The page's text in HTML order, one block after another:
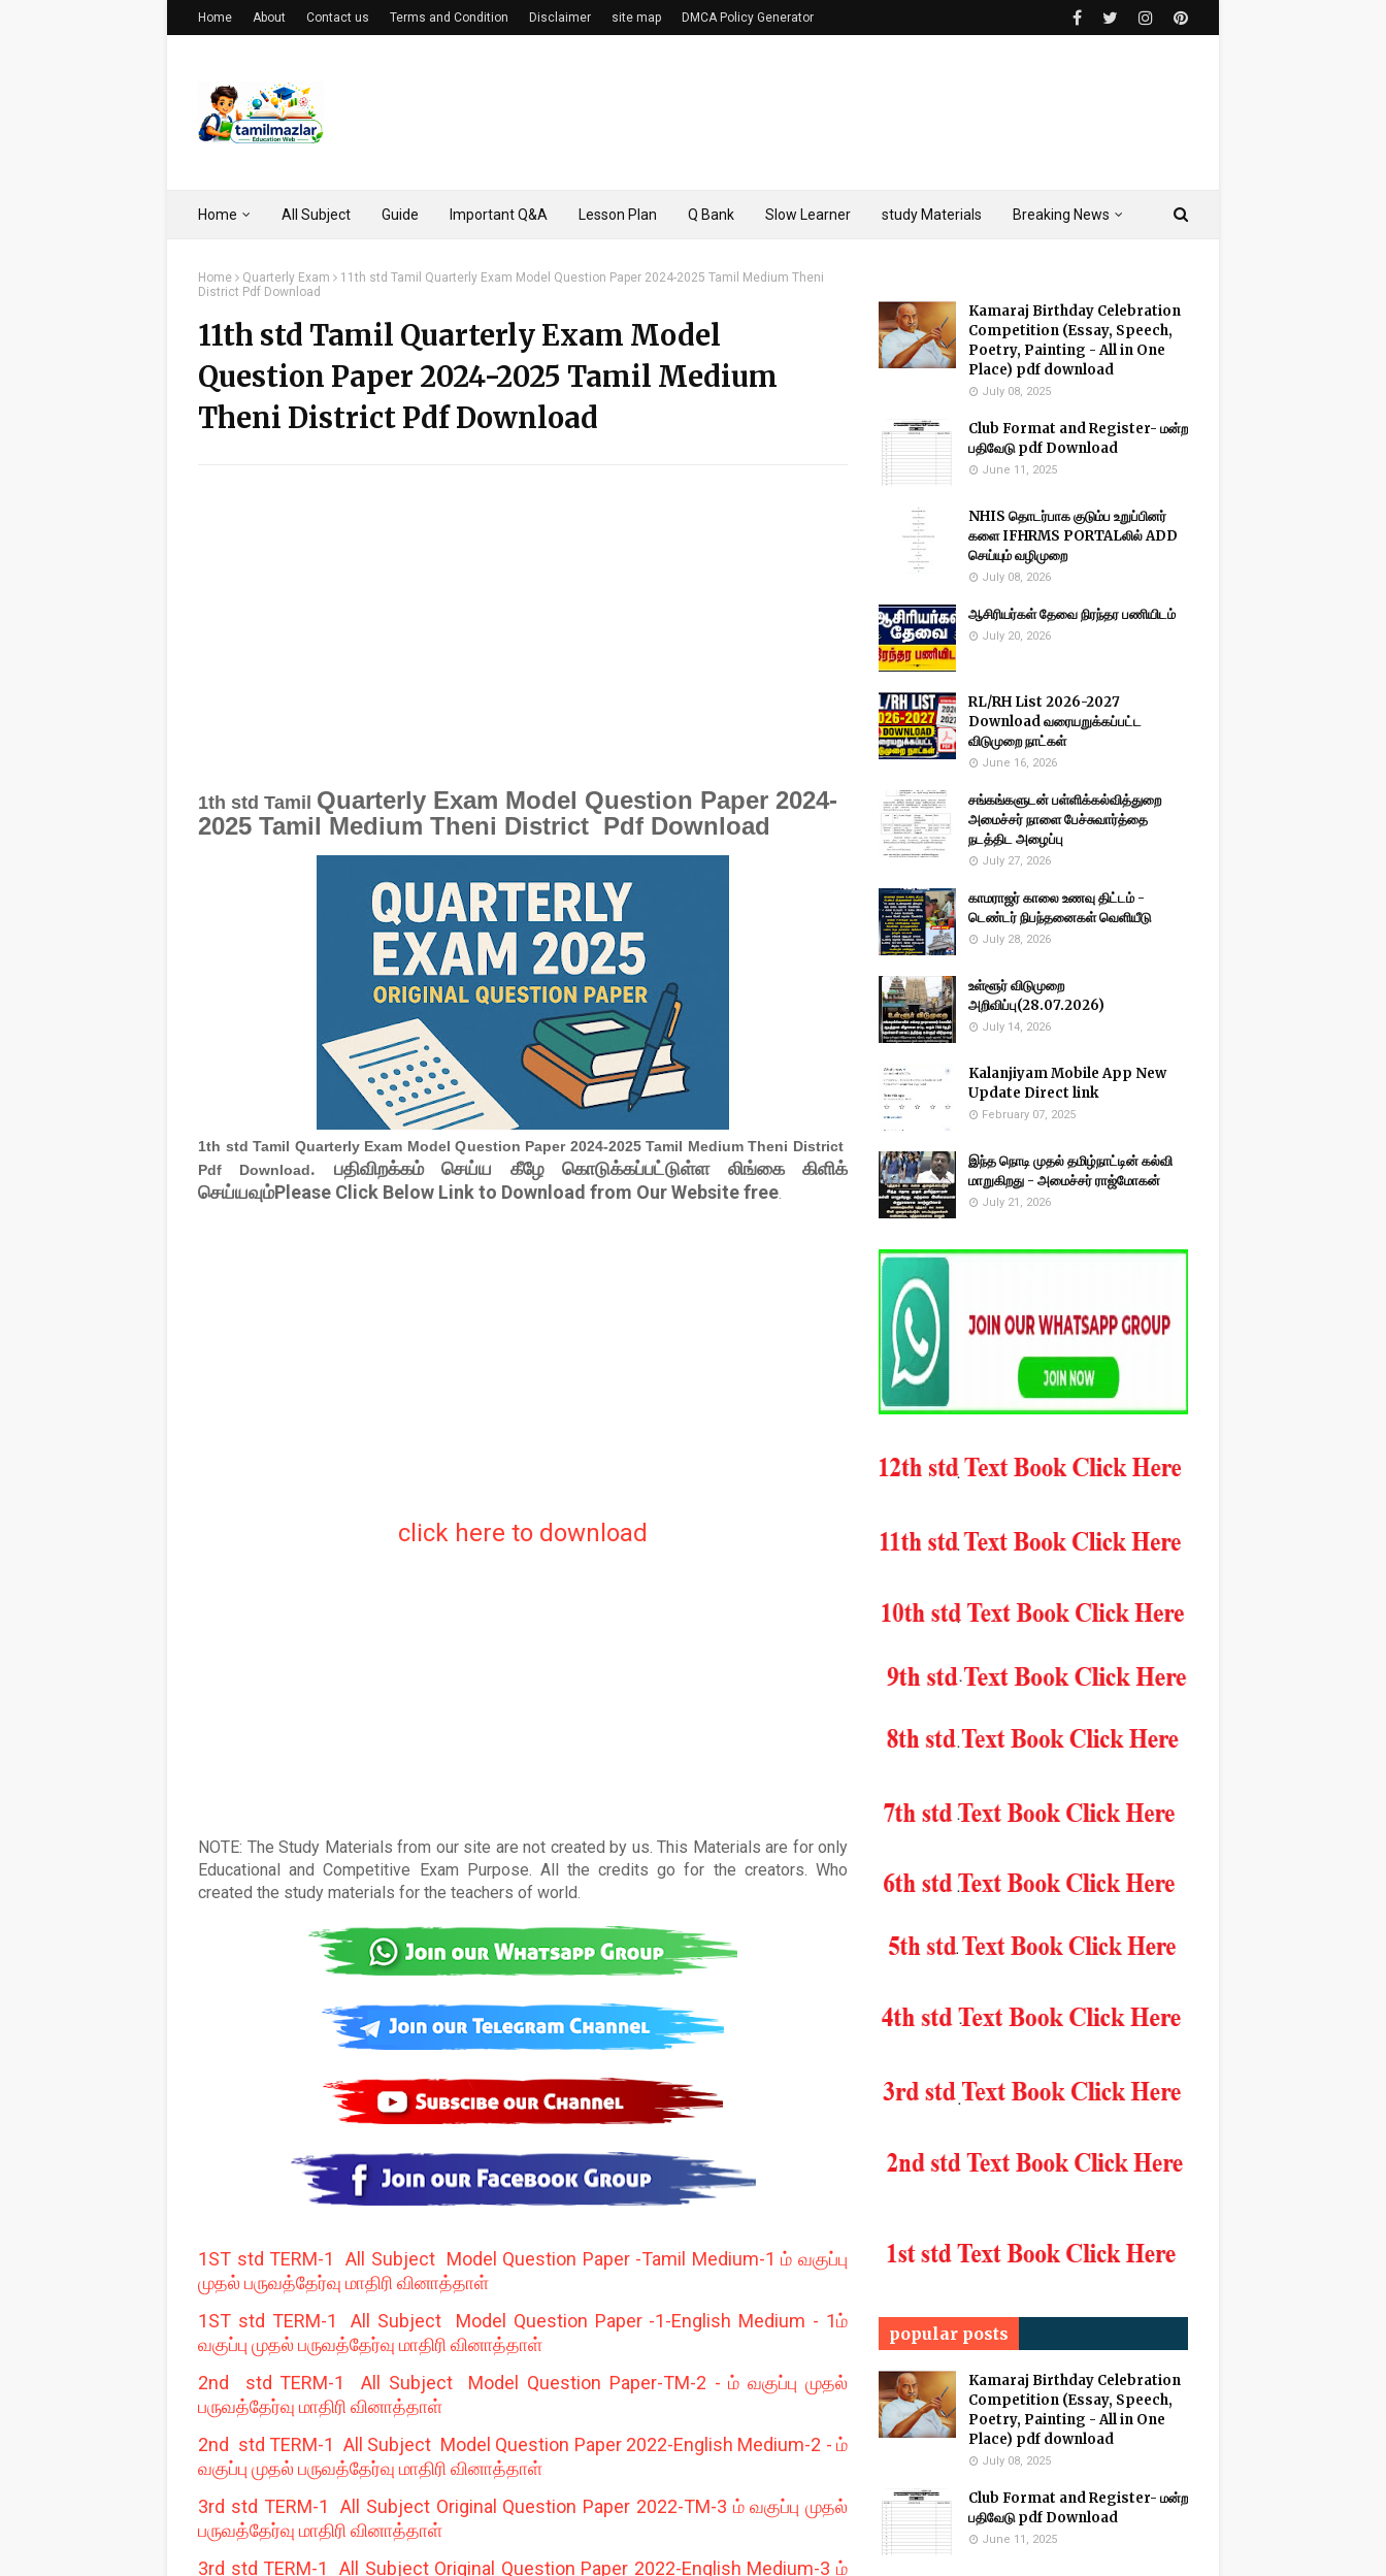
Home About Contact us Terms and Condition Disclaimer site map DMCA Policy Generator
Home All Subject Guide Important Q&A Lesson Plan Q Bank Slow Learner study Materials Breaking News
Home Quarterly Exam
11th std Tamil Quarterly Exam Model Question Paper 2024-2025 Tamil Medium Theni
District Pdf Download
11th std Tamil Quarterly Exam Model
Question Paper 2024-2025 Tamil Medium
Theni District Pdf Download
1th std Tamil Quarterly Exam Model Question Paper 2024-
2025 Tamil Medium Theni District Pdf Download
1th std Tamil Quarterly Exam Model Question Paper 2024-2025 Tamil Medium Theni District
Pdf Download. பதிவிறக்கம் செய்ய கீழே கொடுக்கப்பட்டுள்ள லிங்கை கிளிக்
செய்யவும்Please Click Below Link to Download from Our Website free
click here to download
NOTE: The Study Materials from our site are not created by us. This Materials are for only
Educational and Competitive Exam Purpose. All the credits go for the creators. Who
created the study materials for the teachers of world
1ST std TERM-1 All Subject Model Question Paper -Tamil Medium-1 ம் வகுப்பு
முதல் பருவத்தேர்வு மாதிரி வினாத்தாள்
1ST std TERM-1 All Subject Model Question Paper -1-English Medium - 1ம்
வகுப்பு முதல் பருவத்தேர்வு மாதிரி வினாத்தாள்
2nd std TERM-1 All Subject Model Question Paper-TM-2 - ம் வகுப்பு முதல்
பருவத்தேர்வு மாதிரி வினாத்தாள்
2nd std TERM-1 All Subject Model Question Paper 2022-English Medium-2 - ம்
வகுப்பு முதல் பருவத்தேர்வு மாதிரி வினாத்தாள்
3rd std TERM-1 All Subject Original Question Paper 2022-TM-3 ம் வகுப்பு முதல்
பருவத்தேர்வு மாதிரி வினாத்தாள்
3rd std TERM-1 All Subject Original Question Paper 2022-English Medium-3 ம்
Kamaraj Birthday Celebration
Competition (Essay, Speech,
Poetry, Painting - All in One
Place) pdf download
July 08, 2025
Club Format and Register- மன்ற
பதிவேடு pdf Download
June 11, 2025
NHIS தொடர்பாக குடும்ப உறுப்பினர்
களை IFHRMS PORTALலில் ADD
செய்யும் வழிமுறை
July 08, 2026
ஆசிரியர்கள் தேவை நிரந்தர பணியிடம்
July 20, 2026
RL/RH List 2026-2027
Download வரையறுக்கப்பட்ட
விடுமுறை நாட்கள்
June 16, 2026
சங்கங்களுடன் பள்ளிக்கல்வித்துறை
அமைச்சர் நாளை பேச்சுவார்த்தை
நடத்திட அழைப்பு
July 27, 2026
காமராஜர் காலை உணவு திட்டம் -
டெண்டர் நிபந்தனைகள் வெளியீடு
July 28, 2026
உள்ளூர் விடுமுறை
அறிவிப்பு(28.07.2026)
July 14, 2026
Kalanjiyam Mobile App New
Update Direct link
February 07, 2025
இந்த நொடி முதல் தமிழ்நாட்டின் கல்வி
மாறுகிறது - அமைச்சர் ராஜ்மோகன்
July 21, 2026
popular posts
Kamaraj Birthday Celebration
Competition (Essay, Speech,
Poetry, Painting - All in One
Place) pdf download
July 08, 2025
Club Format and Register- மன்ற
பதிவேடு pdf Download
June 11, 2025